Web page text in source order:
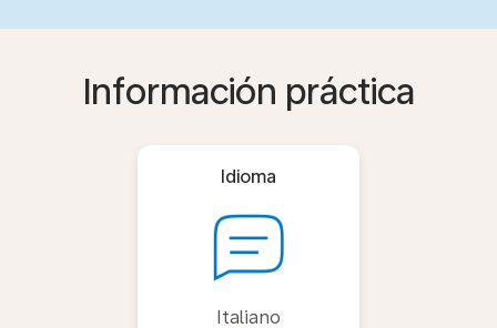
Información práctica
Idioma
Italiano